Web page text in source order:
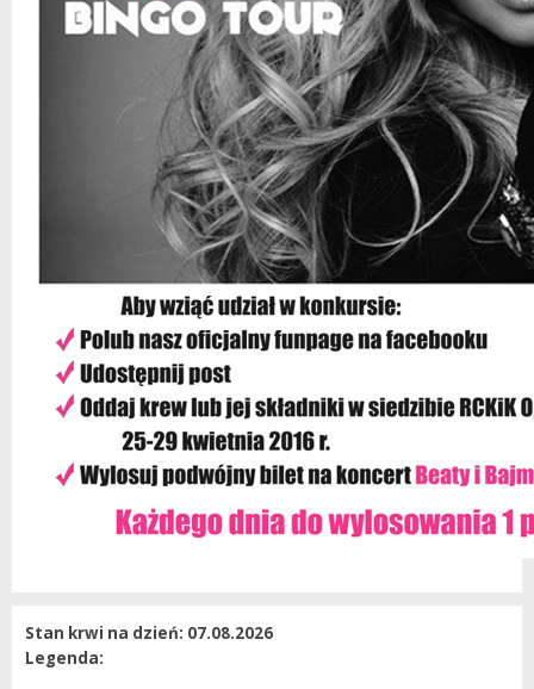
Stan krwi na dzień: 07.08.2026
Legenda: